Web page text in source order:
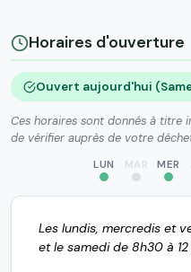
Horaires d'ouverture
Ouvert aujourd'hui
Ces horaires sont donnés à titre
de vérifier auprès de votre
LUN MAR MER
Les lundis, mercredis et
et le samedi de 8h30 à 12